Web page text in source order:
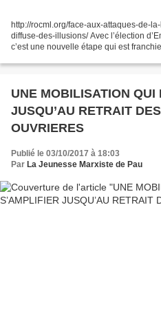
http://rocml.org/face-aux-attaques-de-
diffuse-des-illusions/ Avec l’élection
c’est une nouvelle étape qui est
UNE MOBILISATION QUI
JUSQU’AU RETRAIT
OUVRIERES
Publié le 03/10/2017 à 18:03
Par La Jeunesse Marxiste de Pau